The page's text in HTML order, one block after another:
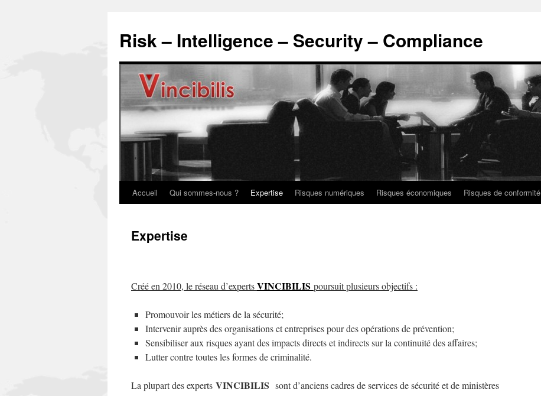
Risk – Intelligence – Security – Compliance
Accueil Qui sommes-nous ? Expertise Risques numériques Risques économiques Risques de conformité
Expertise
Créé en 2010, le réseau d’expertsVINCIBILIS poursuit plusieurs objectifs :
Promouvoir les métiers de la sécurité;
Intervenir auprès des organisations et entreprises pour des opérations de prévention;
Sensibiliser aux risques ayant des impacts directs et indirects sur la continuité des affaires;
Lutter contre toutes les formes de criminalité.
La plupart des experts VINCIBILIS sont d’anciens cadres de services de sécurité et de ministères